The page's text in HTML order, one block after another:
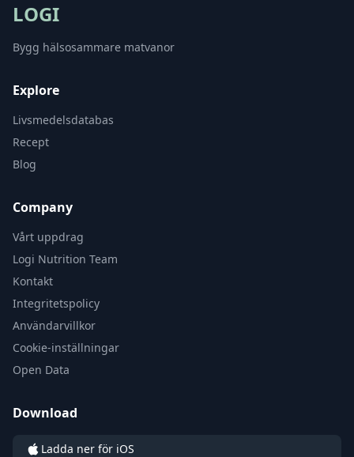
LOGI
Bygg hälsosammare matvanor
Explore
Livsmedelsdatabas
Recept
Blog
Company
Vårt uppdrag
Logi Nutrition Team
Kontakt
Integritetspolicy
Användarvillkor
Cookie-inställningar
Open Data
Download
Ladda ner för iOS